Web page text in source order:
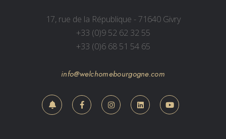
17, rue de la République - 71640 Givry
+33 (0)9 52 62 32 55
+33 (0)6 68 51 54 65
info@welchomebourgogne.com